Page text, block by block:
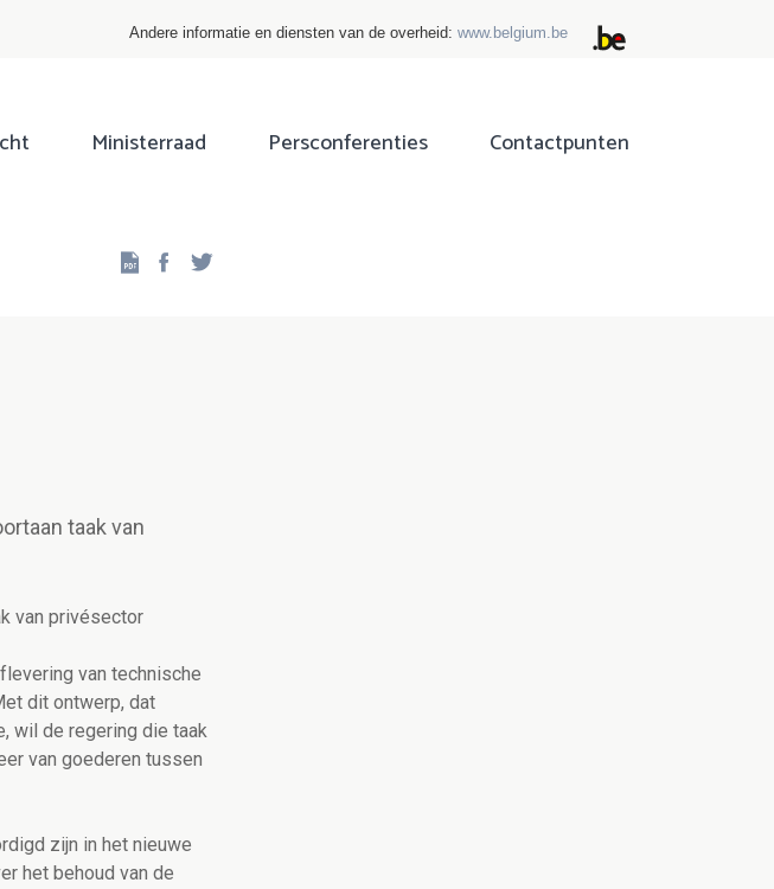
Andere informatie en diensten van de overheid: www.belgium.be
Ministerraad Persconferenties Contactpunten
Facebook
taak van
van privésector
van technische
dit ontwerp, dat
wil de regering die taak
van goederen tussen
zijn in het nieuwe
het behoud van de